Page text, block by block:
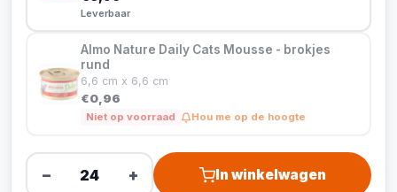
Leverbaar
Almo Nature Daily Cats Mousse - brokjes
rund
6,6 cm x 6,6 cm
€0,96
Niet op voorraad Hou me op de hoogte
− + In winkelwagen